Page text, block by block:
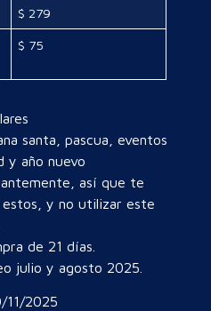
$ 279
$ 75
santa, pascua, eventos
y año nuevo
así que te
y no utilizar este
de 21 días.
julio y agosto 2025.
11/2025